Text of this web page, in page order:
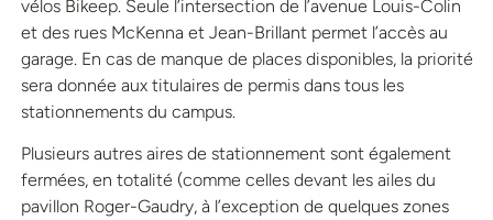
vélos Bikeep. Seule l’intersection de l’avenue Louis-Colin
et des rues McKenna et Jean-Brillant permet l’accès au
garage. En cas de manque de places disponibles, la priorité
sera donnée aux titulaires de permis dans tous les
stationnements du campus.
Plusieurs autres aires de stationnement sont également
fermées, en totalité (comme celles devant les ailes du
pavillon Roger-Gaudry, à l’exception de quelques zones